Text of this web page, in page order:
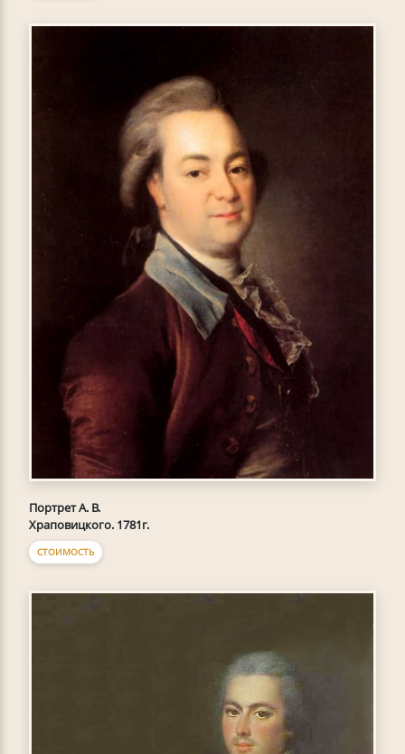
Портрет А. В.
Храповицкого. 1781г.
СТОИМОСТЬ